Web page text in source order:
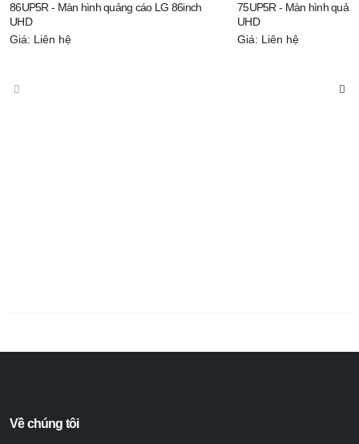
86UP5R - Màn hình quảng cáo LG 86inch
UHD
Giá: Liên hệ
75UP5R - Màn hình
UHD
Giá: Liên hệ
Về chúng tôi